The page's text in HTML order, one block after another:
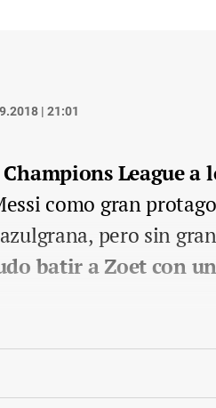
| 21:01
League a
como gran
pero sin
batir a Zoet con